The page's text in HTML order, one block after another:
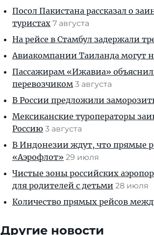
Посол Пакистана рассказал о
туристах 7 августа
На рейсе в Стамбул задержали
Авиакомпании Таиланда могут
Пассажирам «Ижавиа»
перевозчиком 3 августа
В России предложили
Мексиканские туроператоры
Россию 3 августа
В Индонезии ждут, что прямые
«Аэрофлот» 29 июля
Чистые зоны российских
для родителей с детьми 28 июля
Количество прямых рейсов
Другие новости